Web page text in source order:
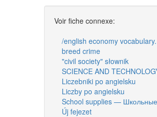
Voir fiche connexe:
/english economy vocabulary.
breed crime
"civil society" słownik
SCIENCE AND
Liczebniki po angielsku
Liczby po angielsku
School supplies —
Új fejezet